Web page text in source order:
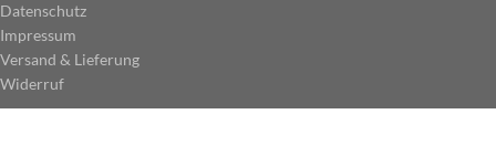
Datenschutz
Impressum
Versand & Lieferung
Widerruf